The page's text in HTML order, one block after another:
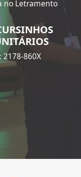
no Letramento
2178-860X